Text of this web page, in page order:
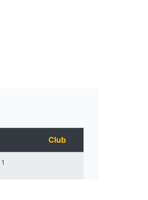
Club